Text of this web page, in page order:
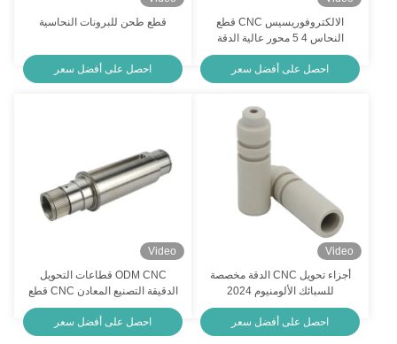
الالكتروفوريسيس CNC قطع
النحاس 4 5 محور عالية الدقة
النحاس CNC قطع التصنيع
احصل على أفضل سعر
قطع طحن للبرونات النحاسية
احصل على أفضل سعر
Video
أجزاء تحويل CNC الدقة مخصصة
للسبائك الألومنيوم 2024
احصل على أفضل سعر
Video
ODM CNC قطاعات التحويل
الدقيقة التصنيع المعادن CNC قطع
التصنيع
احصل على أفضل سعر